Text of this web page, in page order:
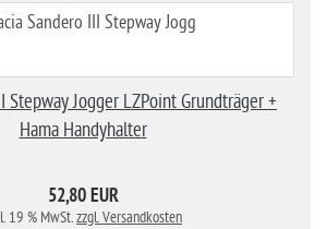
Stepway Jogger LZPoint Grundträger +
Hama Handyhalter
52,80 EUR
19 % MwSt.zzgl. Versandkosten